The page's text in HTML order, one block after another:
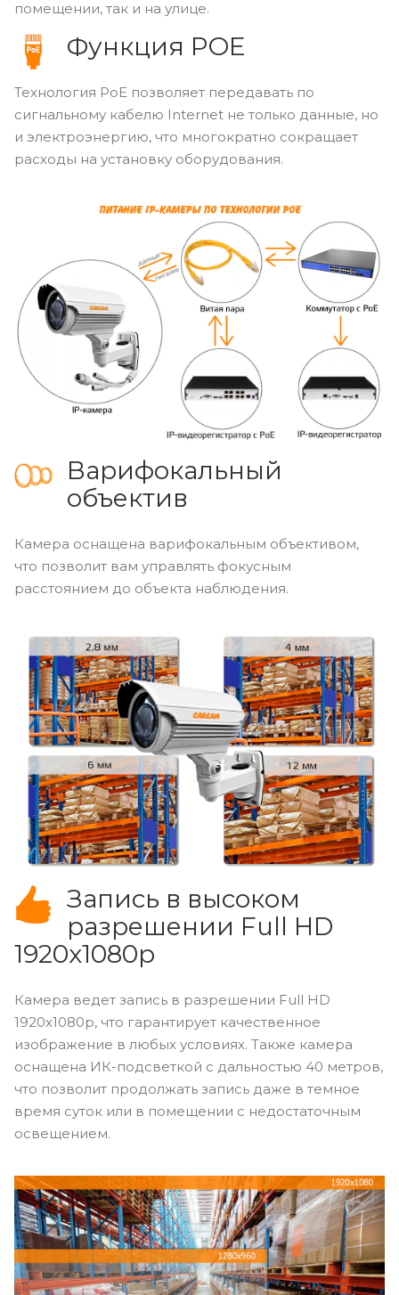
помещении, так и на улице.
Функция POE
Технология PoE позволяет передавать по
сигнальному кабелю Internet не только данные, но
и электроэнергию, что многократно сокращает
расходы на установку оборудования.
Варифокальный
объектив
Камера оснащена варифокальным объективом,
что позволит вам управлять фокусным
расстоянием до объекта наблюдения.
Запись в высоком
разрешении Full HD
1920x1080p
Камера ведет запись в разрешении Full HD
1920x1080p, что гарантирует качественное
изображение в любых условиях. Также камера
оснащена ИК-подсветкой с дальностью 40 метров,
что позволит продолжать запись даже в темное
время суток или в помещении с недостаточным
освещением.